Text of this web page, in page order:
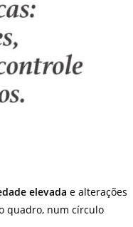
elevada e alterações
quadro, num círculo